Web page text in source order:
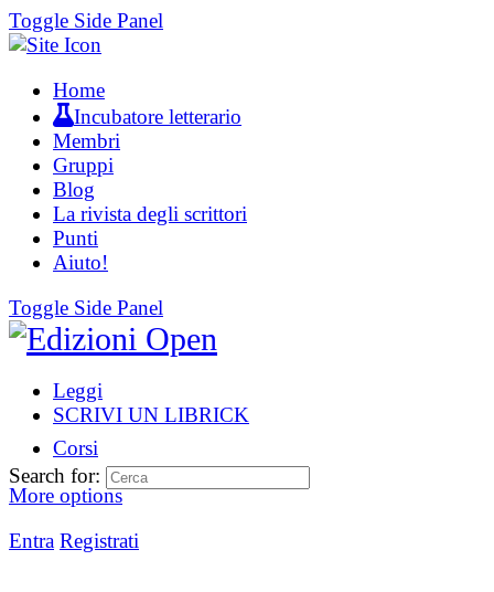
Toggle Side Panel
Home
Incubatore letterario
Membri
Gruppi
Blog
La rivista degli scrittori
Punti
Aiuto!
Toggle Side Panel
Leggi
SCRIVI UN LIBRICK
Corsi
More options
Entra Registrati
Search for: